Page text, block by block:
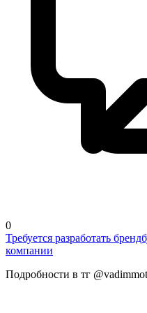
0
Требуется разработать
компании
Подробности в тг